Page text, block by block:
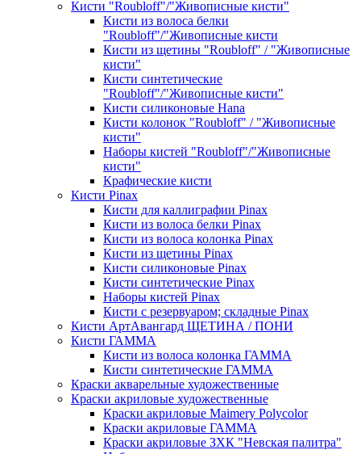
Кисти "Roubloff"/"Живописные кисти"
Кисти из волоса белки
"Roubloff"/"Живописные кисти
Кисти из щетины "Roubloff" / "Живописные
кисти"
Кисти синтетические
"Roubloff"/"Живописные кисти"
Кисти силиконовые Hana
Кисти колонок "Roubloff" / "Живописные
кисти"
Наборы кистей "Roubloff"/"Живописные
кисти"
Крафические кисти
Кисти Pinax
Кисти для каллиграфии Pinax
Кисти из волоса белки Pinax
Кисти из волоса колонка Pinax
Кисти из щетины Pinax
Кисти силиконовые Pinax
Кисти синтетические Pinax
Наборы кистей Pinax
Кисти с резервуаром; складные Pinax
Кисти АртАвангард ЩЕТИНА / ПОНИ
Кисти ГАММА
Кисти из волоса колонка ГАММА
Кисти синтетические ГАММА
Краски акварельные художественные
Краски акриловые художественные
Краски акриловые Maimery Polycolor
Краски акриловые ГАММА
Краски акриловые ЗХК "Невская палитра"